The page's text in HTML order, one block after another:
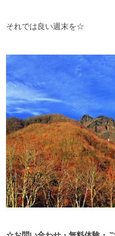
それでは良い週末を☆